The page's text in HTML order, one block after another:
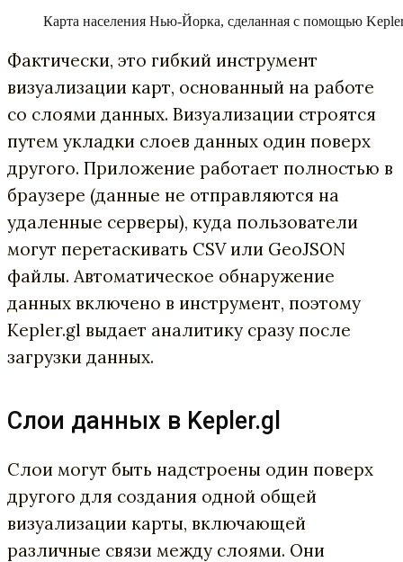
Карта населения Нью-Йорка, сделанная с помощью
Фактически, это гибкий инструмент
визуализации карт, основанный на работе
со слоями данных. Визуализации строятся
путем укладки слоев данных один поверх
другого. Приложение работает полностью в
браузере (данные не отправляются на
удаленные серверы), куда пользователи
могут перетаскивать CSV или GeoJSON
файлы. Автоматическое обнаружение
данных включено в инструмент, поэтому
Kepler.gl выдает аналитику сразу после
загрузки данных.
Слои данных в Kepler.gl
Слои могут быть надстроены один поверх
другого для создания одной общей
визуализации карты, включающей
различные связи между слоями. Они